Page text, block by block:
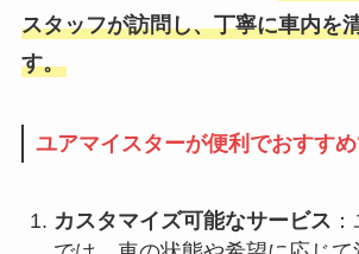
スタッフが訪問し、丁寧に車内を
す。
ユアマイスターが便利でおすす
カスタマイズ可能なサービス